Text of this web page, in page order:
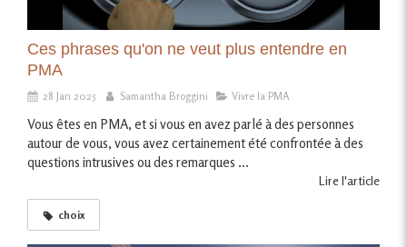
Ces phrases qu'on ne veut plus entendre en
PMA
28 Jan 2025 Samantha Broggini Vivre la PMA
Vous êtes en PMA, et si vous en avez parlé à des personnes
autour de vous, vous avez certainement été confrontée à des
questions intrusives ou des remarques ...
Lire l'article
choix